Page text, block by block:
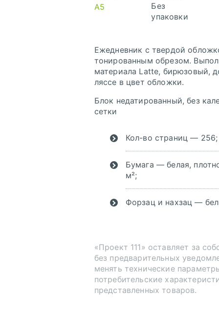
А5
Без
упаковки
Ежедневник с твердой
тонированным обрезом.
материала Latte, бирюзовый,
ляссе в цвет обложки.
Блок недатированный, без
сетки
Кол-во страниц — 256;
Бумага — белая,
м²;
Форзац и нахзац —
«Проект 111» оставляет за
без предварительных
менять технические
потребительские
представленных товаров.
(cdr)
Инструкция по
сохранению pdf из